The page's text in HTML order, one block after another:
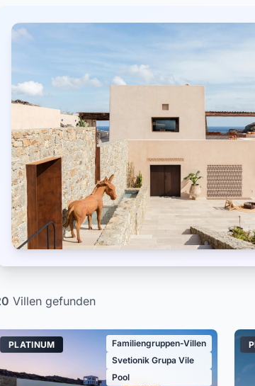
Villen gefunden
PLATINUM
Familiengruppen-Villen
Svetionik Grupa Vile
Pool